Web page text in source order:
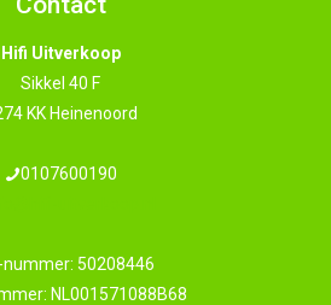
Hifi Uitverkoop
Sikkel 40 F
KK Heinenoord
0107600190
nummer: 50208446
NL001571088B68